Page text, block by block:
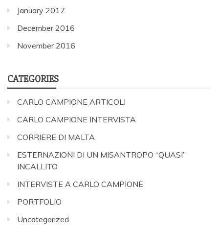
January 2017
December 2016
November 2016
CATEGORIES
CARLO CAMPIONE ARTICOLI
CARLO CAMPIONE INTERVISTA
CORRIERE DI MALTA
ESTERNAZIONI DI UN MISANTROPO “QUASI”
INCALLITO
INTERVISTE A CARLO CAMPIONE
PORTFOLIO
Uncategorized